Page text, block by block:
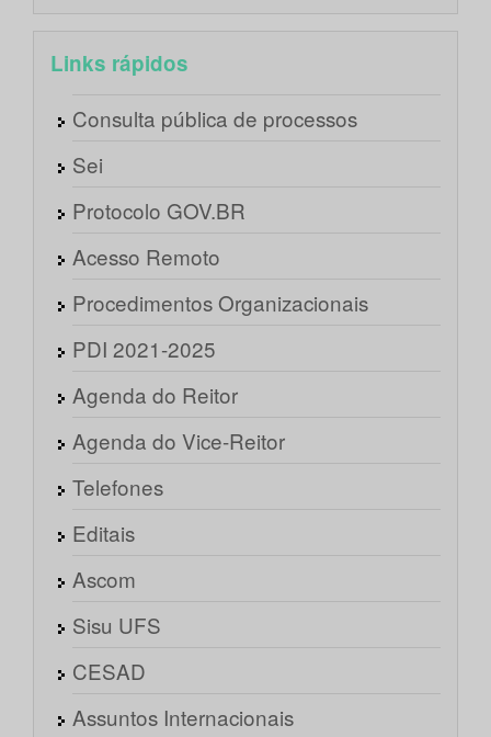
Links rápidos
Consulta pública de processos
Sei
Protocolo GOV.BR
Acesso Remoto
Procedimentos Organizacionais
PDI 2021-2025
Agenda do Reitor
Agenda do Vice-Reitor
Telefones
Editais
Ascom
Sisu UFS
CESAD
Assuntos Internacionais